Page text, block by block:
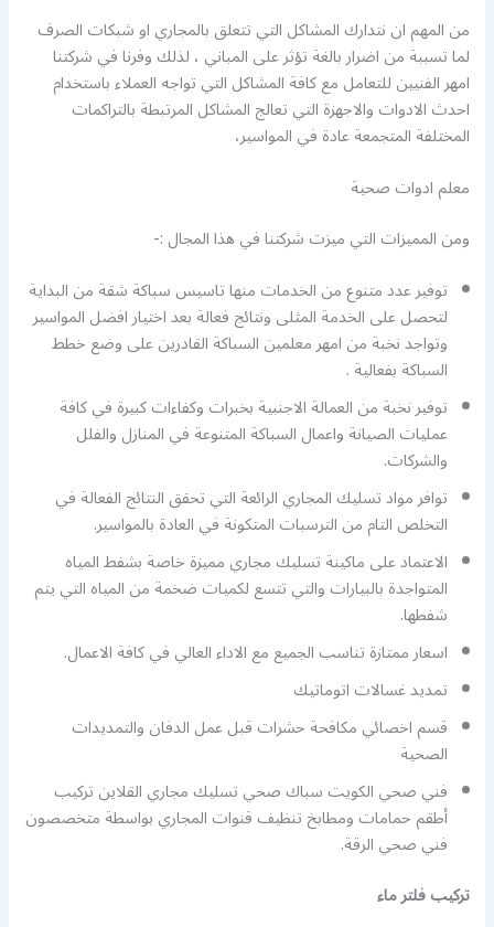
من المهم ان نتدارك المشاكل التي تتعلق بالمجاري او شبكات الصرف
لما تسببة من اضرار بالغة تؤثر على المباني ، لذلك وفرنا في شركتنا
امهر الفنيين للتعامل مع كافة المشاكل التي تواجه العملاء باستخدام
احدث الادوات والاجهزة التي تعالج المشاكل المرتبطة بالتراكمات
المختلفة المتجمعة عادة في المواسير،
معلم ادوات صحية
ومن المميزات التي ميزت شركتنا في هذا المجال :-
توفير عدد متنوع من الخدمات منها تاسيس سباكة شقة من البداية
لتحصل على الخدمة المثلى ونتائج فعالة بعد اختيار افضل المواسير
وتواجد نخبة من امهر معلمين السباكة القادرين على وضع خطط
السباكة بفعالية .
توفير نخبة من العمالة الاجنبية بخبرات وكفاءات كبيرة في كافة
عمليات الصيانة واعمال السباكة المتنوعة في المنازل والفلل
والشركات.
توافر مواد تسليك المجاري الرائعة التي تحقق النتائج الفعالة في
التخلص التام من الترسبات المتكونة في العادة بالمواسير.
الاعتماد على ماكينة تسليك مجاري مميزة خاصة بشفط المياه
المتواجدة بالبيارات والتي تتسع لكميات ضخمة من المياه التي يتم
شفطها.
اسعار ممتازة تناسب الجميع مع الاداء العالي في كافة الاعمال.
تمديد غسالات اتوماتيك
قسم اخصائي مكافحة حشرات قبل عمل الدفان والتمديدات
الصحية
فني صحي الكويت سباك صحي تسليك مجاري القلاين تركيب
أطقم حمامات ومطابخ تنظيف قنوات المجاري بواسطة متخصصون
فني صحي الرقة.
تركيب فلتر ماء